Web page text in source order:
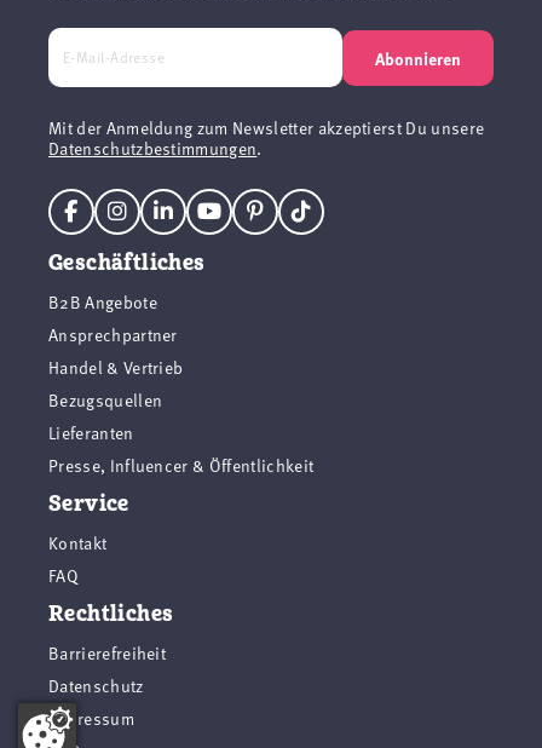
Abonnieren
Mit der Anmeldung zum Newsletter akzeptierst Du unsere
Datenschutzbestimmungen.
Geschäftliches
B2B Angebote
Ansprechpartner
Handel & Vertrieb
Bezugsquellen
Lieferanten
Presse, Influencer & Öffentlichkeit
Service
Kontakt
FAQ
Rechtliches
Barrierefreiheit
Datenschutz
Impressum